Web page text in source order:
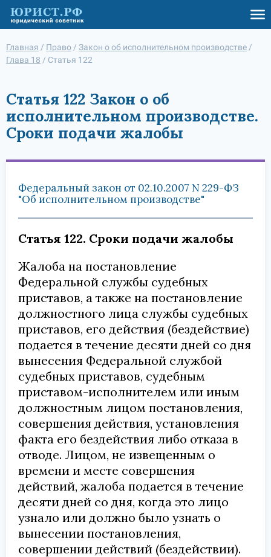
Главная / Право / Закон о об исполнительном производстве /
Глава 18 / Статья 122
Статья 122 Закон о об
исполнительном производстве.
Сроки подачи жалобы
Федеральный закон от 02.10.2007 N 229-ФЗ
"Об исполнительном производстве"
Статья 122. Сроки подачи жалобы
Жалоба на постановление
Федеральной службы судебных
приставов, а также на постановление
должностного лица службы судебных
приставов, его действия (бездействие)
подается в течение десяти дней со дня
вынесения Федеральной службой
судебных приставов, судебным
приставом-исполнителем или иным
должностным лицом постановления,
совершения действия, установления
факта его бездействия либо отказа в
отводе. Лицом, не извещенным о
времени и месте совершения
действий, жалоба подается в течение
десяти дней со дня, когда это лицо
узнало или должно было узнать о
вынесении постановления,
совершении действий (бездействии).